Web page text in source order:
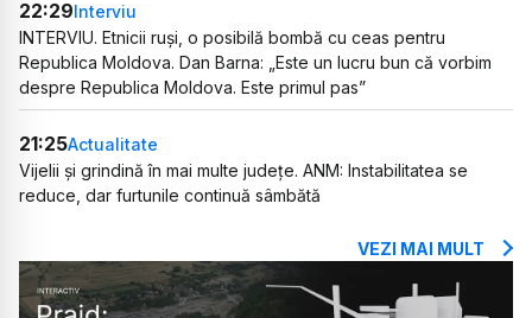
22:29Interviu
INTERVIU. Etnicii ruși, o posibilă bombă cu ceas pentru
Republica Moldova. Dan Barna: „Este un lucru bun că vorbim
despre Republica Moldova. Este primul pas”
21:25Actualitate
Vijelii și grindină în mai multe județe. ANM: Instabilitatea se
reduce, dar furtunile continuă sâmbătă
VEZI MAI MULT